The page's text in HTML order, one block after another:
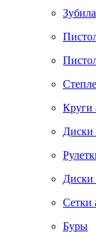
Круги
Диски
Диски
Сетки
Буры